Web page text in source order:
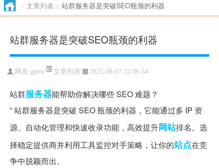
> 文章列表 > 站群服务器是突破SEO瓶颈的利器
站群服务器是突破SEO瓶颈的利器
网友:guest 文章列表 2025-08-07 22:06:54
站群服务器能帮助你解决哪些 SEO 难题？
” 站群服务器是突破 SEO 瓶颈的利器，它能通过多 IP 资
源、自动化管理和快速收录功能，高效提升网站排名。选
择稳定提供商并利用工具监控对手策略，让你的站点在竞
争中脱颖而出。